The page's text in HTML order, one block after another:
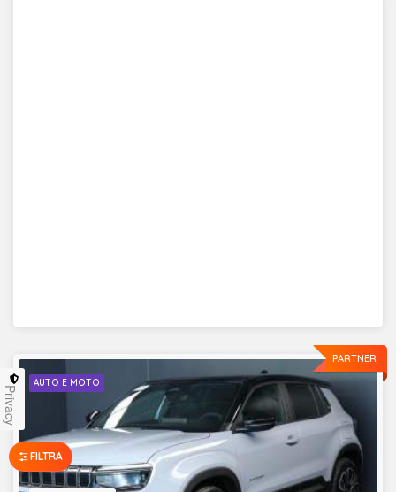
PARTNER
AUTO E MOTO
FILTRA
Privacy